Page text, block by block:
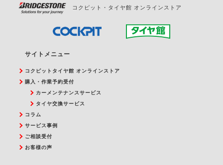
コクピット・タイヤ館 オンラインストア
サイトメニュー
コクピットタイヤ館 オンラインストア
購入・作業予約受付
カーメンテナンスサービス
タイヤ交換サービス
コラム
サービス事例
ご相談受付
お客様の声